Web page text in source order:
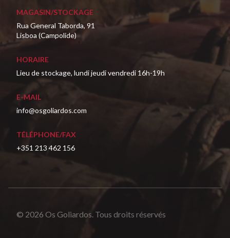
MAGASIN/STOCKAGE
Rua General Taborda, 91
Lisboa (Campolide)
HORAIRE
Lieu de stockage, lundi jeudi vendredi 16h-19h
E-MAIL
info@osgoliardos.com
TÉLÉPHONE/FAX
+351 213 462 156
© 2026 Os Goliardos. Tous droits réservés